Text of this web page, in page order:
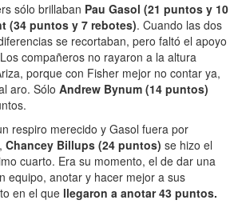
sólo brillaban Pau Gasol (21 puntos y 10
(34 puntos y 7 rebotes). Cuando las dos
se recortaban, pero faltó el apoyo
compañeros no rayaron a la altura
porque con Fisher mejor no contar ya,
aro. Sólo Andrew Bynum (14 puntos)
respiro merecido y Gasol fuera por
Chancey Billups (24 puntos) se hizo el
cuarto. Era su momento, el de dar una
equipo, anotar y hacer mejor a sus
en el que llegaron a anotar 43 puntos.